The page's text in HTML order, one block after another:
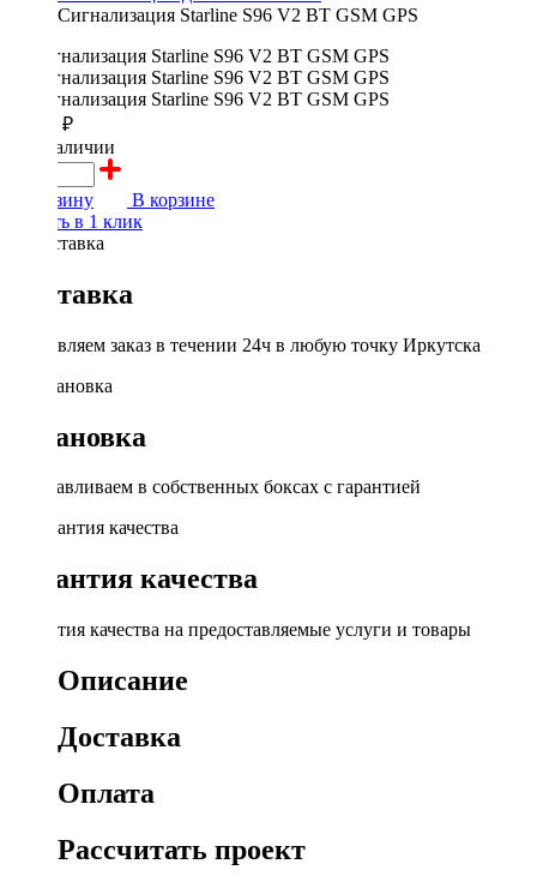
Сигнализация Starline S96 V2 BT GSM GPS
25450 ₽
в наличии
В корзину
В корзине
Купить в 1 клик
Доставка
Доставляем заказ в течении 24ч в любую точку Иркутска
Установка
Устанавливаем в собственных боксах с гарантией
Гарантия качества
Гарантия качества на предоставляемые услуги и товары
Описание
Доставка
Оплата
Рассчитать проект